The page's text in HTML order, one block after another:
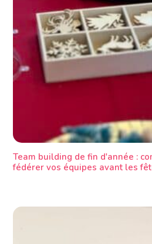
Team building de fin d'année :
fédérer vos équipes avant les